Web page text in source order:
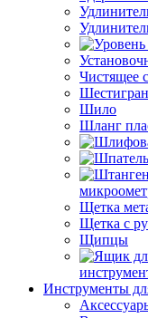
Чистящее
Шило
Шланг
Щетка
Щетка с
Щипцы
Инструменты